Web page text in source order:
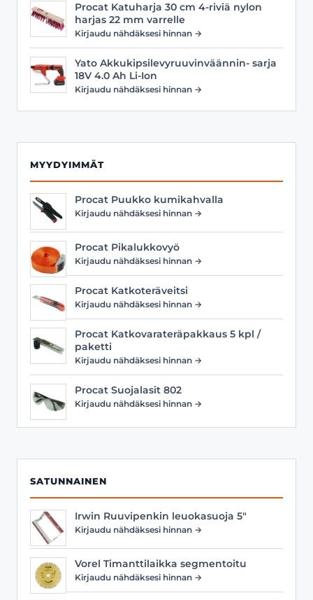
Procat Katuharja 30 cm 4-riviä nylon
harjas 22 mm varrelle
Kirjaudu nähdäksesi hinnan →
Yato Akkukipsilevyruuvinväännin- sarja
18V 4.0 Ah Li-Ion
Kirjaudu nähdäksesi hinnan →
MYYDYIMMÄT
Procat Puukko kumikahvalla
Kirjaudu nähdäksesi hinnan →
Procat Pikalukkovyö
Kirjaudu nähdäksesi hinnan →
Procat Katkoteräveitsi
Kirjaudu nähdäksesi hinnan →
Procat Katkovarateräpakkaus 5 kpl /
paketti
Kirjaudu nähdäksesi hinnan →
Procat Suojalasit 802
Kirjaudu nähdäksesi hinnan →
SATUNNAINEN
Irwin Ruuvipenkin leuokasuoja 5"
Kirjaudu nähdäksesi hinnan →
Vorel Timanttilaikka segmentoitu
Kirjaudu nähdäksesi hinnan →